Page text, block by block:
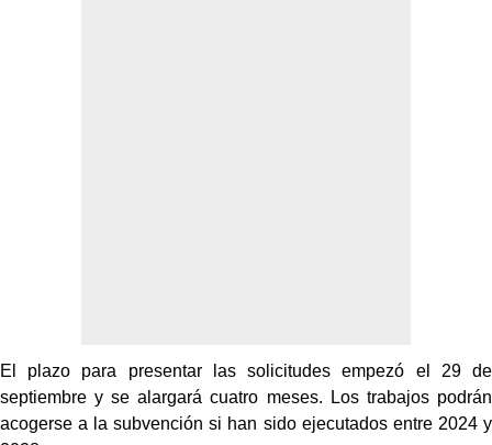
El plazo para presentar las solicitudes empezó el 29 de
septiembre y se alargará cuatro meses. Los trabajos podrán
acogerse a la subvención si han sido ejecutados entre 2024 y